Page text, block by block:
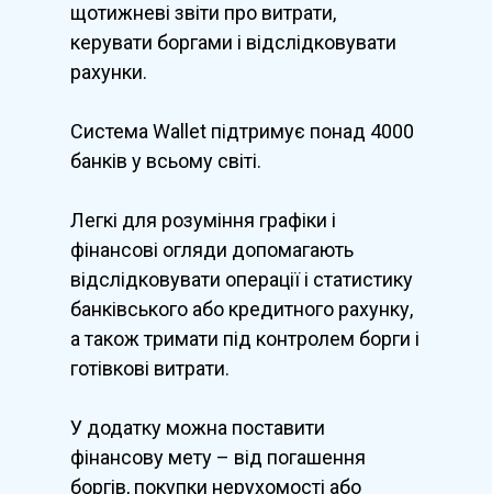
щотижневі звіти про витрати,
керувати боргами і відслідковувати
рахунки.
Система Wallet підтримує понад 4000
банків у всьому світі.
Легкі для розуміння графіки і
фінансові огляди допомагають
відслідковувати операції і статистику
банківського або кредитного рахунку,
а також тримати під контролем борги і
готівкові витрати.
У додатку можна поставити
фінансову мету – від погашення
боргів, покупки нерухомості або